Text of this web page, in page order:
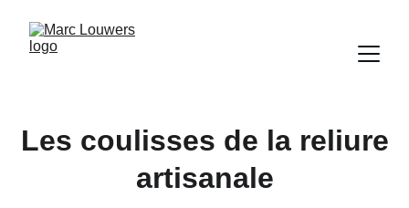
Les coulisses de la reliure
artisanale